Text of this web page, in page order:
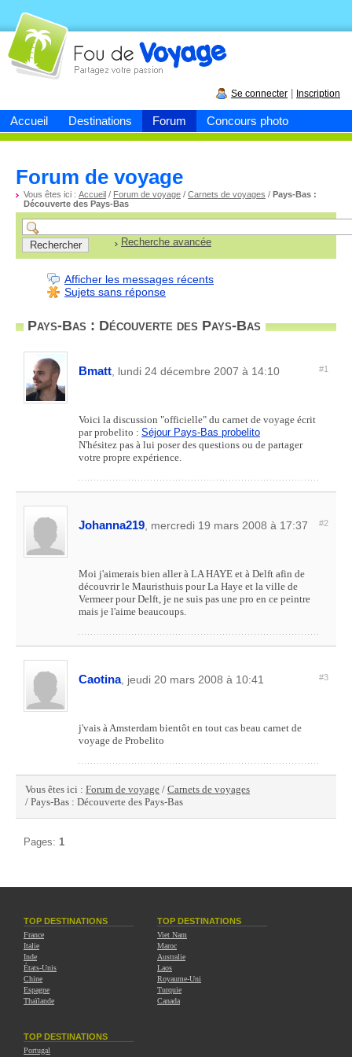
Accueil Destinations Forum Concours photo
Fou devoyage
Se connecter Inscription
Forum de voyage
Vous êtes ici : Accueil / Forum de voyage / Carnets de voyages / Pays-Bas :
Découverte des Pays-Bas
Recherche avancée
Afficher les messages récents
Sujets sans réponse
Pays-Bas : Découverte des Pays-Bas
Bmatt , lundi 24 décembre 2007 à 14:10 #1
Voici la discussion "officielle" du carnet de voyage écrit
par probelito : Séjour Pays-Bas probelito
N'hésitez pas à lui poser des questions ou de partager
votre propre expérience.
Johanna219 , mercredi 19 mars 2008 à 17:37 #2
Moi j'aimerais bien aller à LA HAYE et à Delft afin de
découvrir le Mauristhuis pour La Haye et la ville de
Vermeer pour Delft, je ne suis pas une pro en ce peintre
mais je l'aime beaucoups.
Caotina, jeudi 20 mars 2008 à 10:41 #3
j'vais à Amsterdam bientôt en tout cas beau carnet de
voyage de Probelito
Vous êtes ici : Forum de voyage / Carnets de voyages
/ Pays-Bas : Découverte des Pays-Bas
Pages: 1
TOP DESTINATIONS
France
Italie
Inde
États-Unis
Chine
Espagne
Thaïlande
TOP DESTINATIONS
Viet Nam
Maroc
Australie
Laos
Royaume-Uni
Turquie
Canada
TOP DESTINATIONS
Portugal